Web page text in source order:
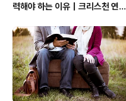
력해야 하는 이유｜크리스천 연애